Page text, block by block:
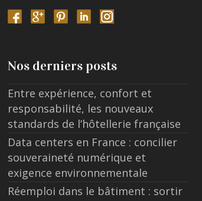
Nos derniers posts
Entre expérience, confort et
responsabilité, les nouveaux
standards de l’hôtellerie française
Data centers en France : concilier
souveraineté numérique et
exigence environnementale
Réemploi dans le bâtiment : sortir